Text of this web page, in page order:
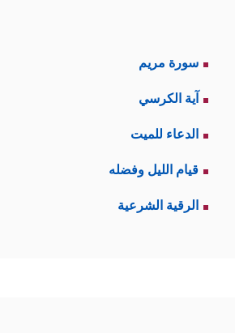
سورة مريم
آية الكرسي
الدعاء للميت
قيام الليل وفضله
الرقية الشرعية